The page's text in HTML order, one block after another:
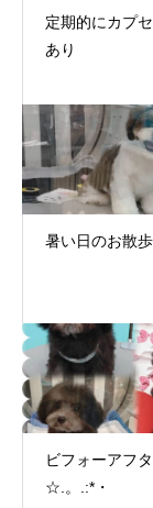
定期的にカプ
あり
暑い日のお散歩
ビフォーアフ
☆.。.:*・